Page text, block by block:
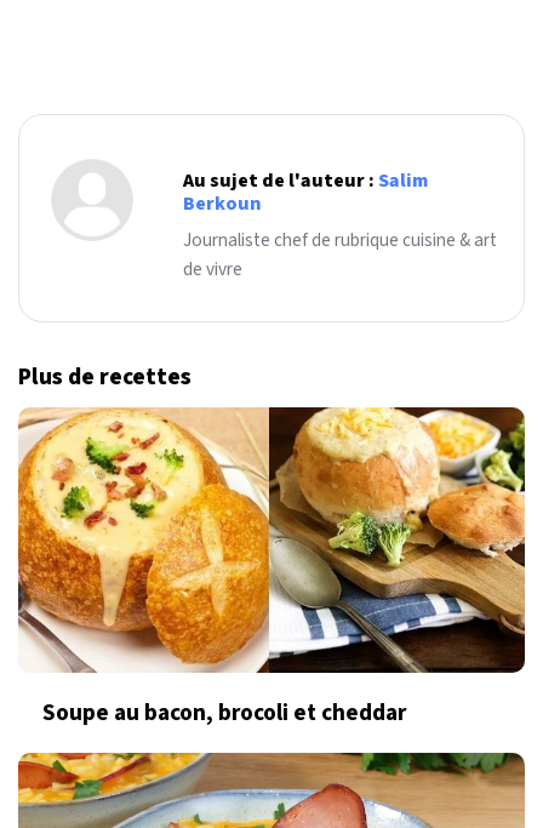
Au sujet de l'auteur :Salim
Berkoun
Journaliste chef de rubrique cuisine & art
de vivre
Plus de recettes
Soupe au bacon, brocoli et cheddar